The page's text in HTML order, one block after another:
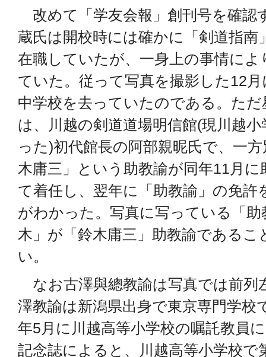
改めて「学友会報」創刊号を確認
蔵氏は開校時には確かに「剣道指南
在職していたが、一身上の事情によ
ていた。従って写真を撮影した12
中学校を去っていたのである。ただ
は、川越の剣道道場明信館(現川越
った)初代館長の阿部親昵氏で、一
木庸三」という助教諭が同年11月に
て着任し、翌年に「助教諭」の免許
がわかった。写真に写っている「
木」が「鈴木庸三」助教諭であるこ
い。
なお古澤與總教諭は写真では前列
澤教諭は新潟県出身で東京専門学校
年5月に川越高等小学校の嘱託教員
記念誌によると、川越高等小学校で